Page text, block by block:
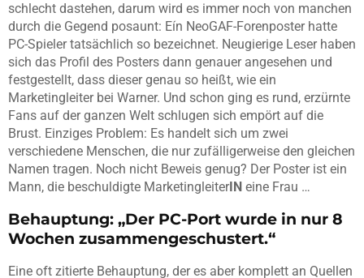
schlecht dastehen, darum wird es immer noch von manchen
durch die Gegend posaunt: Eín NeoGAF-Forenposter hatte
PC-Spieler tatsächlich so bezeichnet. Neugierige Leser haben
sich das Profil des Posters dann genauer angesehen und
festgestellt, dass dieser genau so heißt, wie ein
Marketingleiter bei Warner. Und schon ging es rund, erzürnte
Fans auf der ganzen Welt schlugen sich empört auf die
Brust. Einziges Problem: Es handelt sich um zwei
verschiedene Menschen, die nur zufälligerweise den gleichen
Namen tragen. Noch nicht Beweis genug? Der Poster ist ein
Mann, die beschuldigte MarketingleiterIN eine Frau …
Behauptung: „Der PC-Port wurde in nur 8
Wochen zusammengeschustert.“
Eine oft zitierte Behauptung, der es aber komplett an Quellen